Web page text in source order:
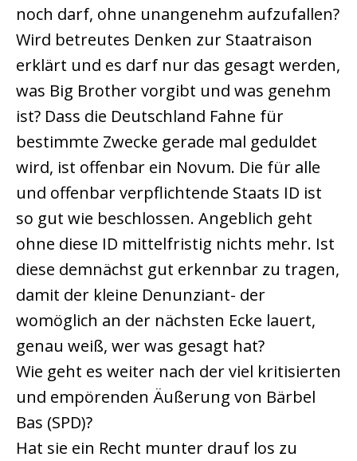
noch darf, ohne unangenehm aufzufallen?
Wird betreutes Denken zur Staatraison
erklärt und es darf nur das gesagt werden,
was Big Brother vorgibt und was genehm
ist? Dass die Deutschland Fahne für
bestimmte Zwecke gerade mal geduldet
wird, ist offenbar ein Novum. Die für alle
und offenbar verpflichtende Staats ID ist
so gut wie beschlossen. Angeblich geht
ohne diese ID mittelfristig nichts mehr. Ist
diese demnächst gut erkennbar zu tragen,
damit der kleine Denunziant- der
womöglich an der nächsten Ecke lauert,
genau weiß, wer was gesagt hat?
Wie geht es weiter nach der viel kritisierten
und empörenden Äußerung von Bärbel
Bas (SPD)?
Hat sie ein Recht munter drauf los zu